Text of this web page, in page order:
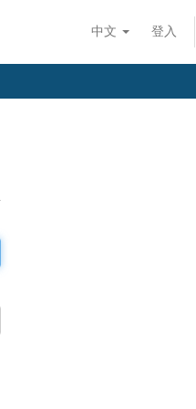
中文 登入